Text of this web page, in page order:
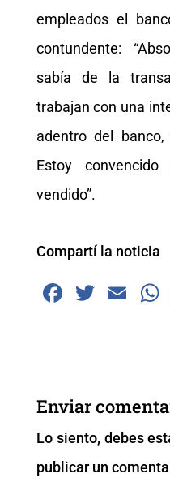
empleados el
contundente:
sabía de la
trabajan con una
adentro del
Estoy
vendido”.
Compartí la noticia
F
b
o
o
k
T
E
Enviar
Lo siento, debes
publicar un